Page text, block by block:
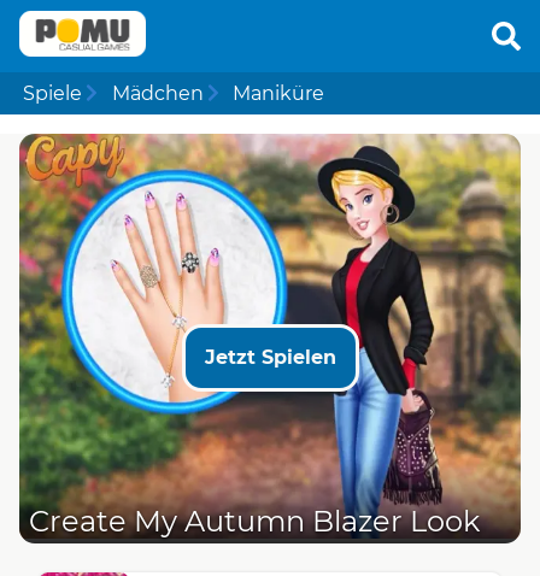
Spiele Mädchen Maniküre
Jetzt Spielen
Create My Autumn Blazer Look